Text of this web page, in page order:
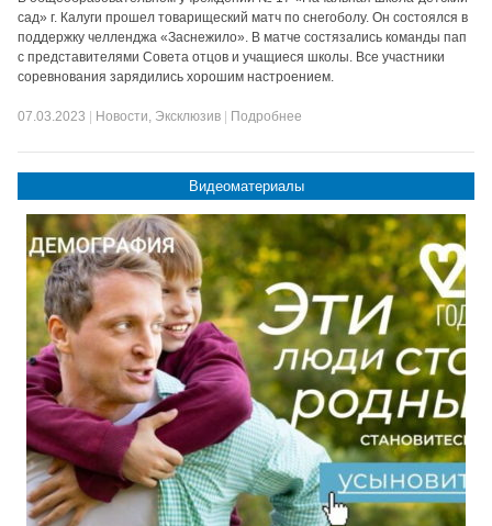
сад» г. Калуги прошел товарищеский матч по снегоболу. Он состоялся в
поддержку челленджа «Заснежило». В матче состязались команды пап
с представителями Совета отцов и учащиеся школы. Все участники
соревнования зарядились хорошим настроением.
07.03.2023 Новости, Эксклюзив Подробнее
Видеоматериалы